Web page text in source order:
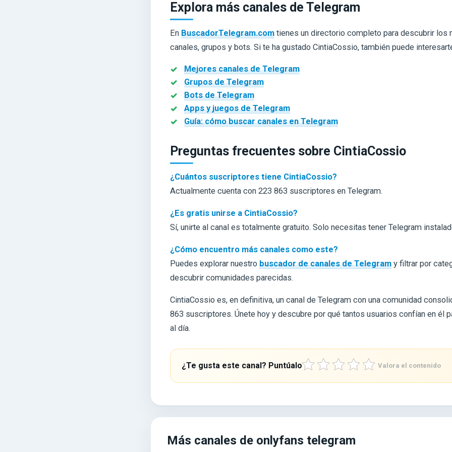
Explora más canales de Telegram
En BuscadorTelegram.com tienes un directorio completo para descubrir los
canales, grupos y bots. Si te ha gustado CintiaCossio, también puede
Mejores canales de Telegram
Grupos de Telegram
Bots de Telegram
Apps y juegos de Telegram
Guía: cómo buscar canales en Telegram
Preguntas frecuentes sobre CintiaCossio
¿Cuántos suscriptores tiene CintiaCossio?
Actualmente cuenta con 223 863 suscriptores en Telegram.
¿Es gratis unirse a CintiaCossio?
Sí, unirte al canal es totalmente gratuito. Solo necesitas tener Telegram
¿Cómo encuentro más canales como este?
Puedes explorar nuestro buscador de canales de Telegram y filtrar por
descubrir comunidades parecidas.
CintiaCossio es, en definitiva, un canal de Telegram con una comunidad
863 suscriptores. Únete hoy y descubre por qué tantos usuarios confían en él
al día.
¿Te gusta este canal? Puntúalo Valora el contenido
Más canales de onlyfans telegram